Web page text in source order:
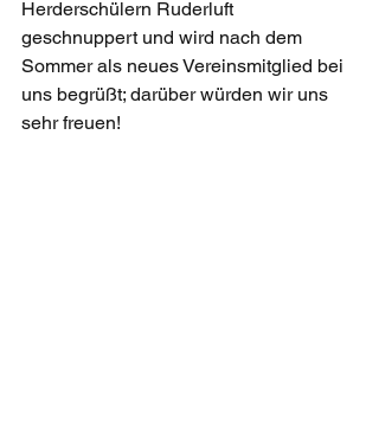
Herderschülern Ruderluft
geschnuppert und wird nach dem
Sommer als neues Vereinsmitglied bei
uns begrüßt; darüber würden wir uns
sehr freuen!